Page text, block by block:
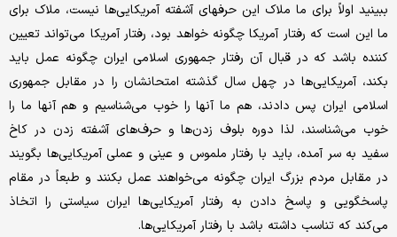
ببینید اولاً برای ما ملاک این حرفهای آشفته آمریکایی‌ها نیست، ملاک برای
ما این است که رفتار آمریکا چگونه خواهد بود، رفتار آمریکا می‌تواند تعیین
کننده باشد که در قبال آن رفتار جمهوری اسلامی ایران چگونه عمل باید
بکند، آمریکایی‌ها در چهل سال گذشته امتحانشان را در مقابل جمهوری
اسلامی ایران پس دادند، هم ما آنها را خوب می‌شناسیم و هم آنها ما را
خوب می‌شناسند، لذا دوره بلوف زدن‌ها و حرف‌های آشفته زدن در کاخ
سفید به سر آمده، باید با رفتار ملموس و عینی و عملی آمریکایی‌ها بگویند
در مقابل مردم بزرگ ایران چگونه می‌خواهند عمل بکنند و طبعاً در مقام
پاسخگویی و پاسخ دادن به رفتار آمریکایی‌ها ایران سیاستی را اتخاذ
می‌کند که تناسب داشته باشد با رفتار آمریکایی‌ها.